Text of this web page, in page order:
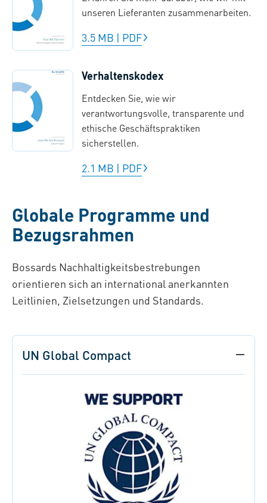
unseren Lieferanten zusammenarbeiten.
3.5 MB | PDF
Verhaltenskodex
Entdecken Sie, wie wir
verantwortungsvolle, transparente und
ethische Geschäftspraktiken
sicherstellen.
2.1 MB | PDF
Globale Programme und
Bezugsrahmen
Bossards Nachhaltigkeitsbestrebungen
orientieren sich an international anerkannten
Leitlinien, Zielsetzungen und Standards.
UN Global Compact